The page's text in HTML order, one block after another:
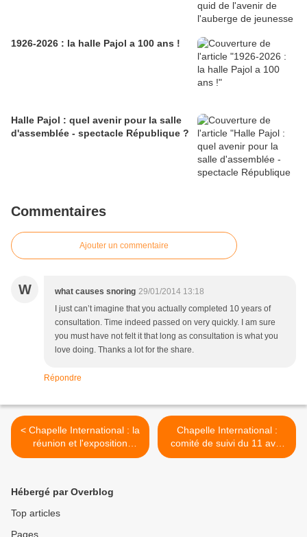
1926-2026 : la halle Pajol a 100 ans !
Halle Pajol : quel avenir pour la salle
d'assemblée - spectacle République ?
Commentaires
Ajouter un commentaire
W what causes snoring 29/01/2014 13:18
I just can’t imagine that you actually completed 10 years of
consultation. Time indeed passed on very quickly. I am sure
you must have not felt it that long as consultation is what you
love doing. Thanks a lot for the share.
Répondre
< Chapelle International : la
réunion et l'exposition
publiques de janvier/février
Chapelle International :
comité de suivi du 11 avril
2013 >
Hébergé par Overblog
Top articles
Pages